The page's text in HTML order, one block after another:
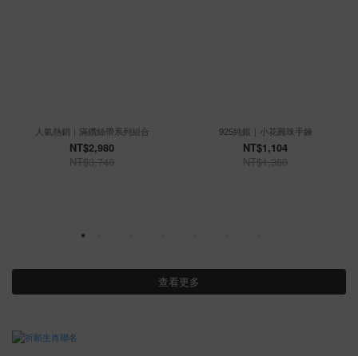
人氣熱銷｜滿鑽絲帶系列組合
NT$2,980
NT$3,740
925純銀｜小花圓珠手鍊
NT$1,104
NT$1,380
查看更多